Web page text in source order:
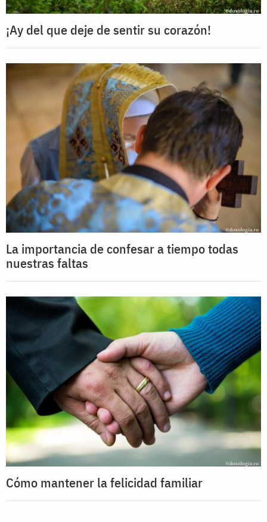
¡Ay del que deje de sentir su corazón!
La importancia de confesar a tiempo todas
nuestras faltas
Cómo mantener la felicidad familiar